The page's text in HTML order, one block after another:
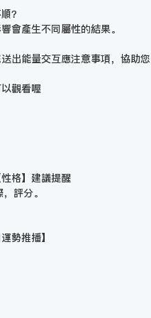
？
會產生不同屬性的結果。
出能量交互應注意事項，協助您
觀看喔
格】建議提醒
評分。
勢推播】